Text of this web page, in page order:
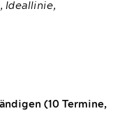
Ideallinie,
(10 Termine,